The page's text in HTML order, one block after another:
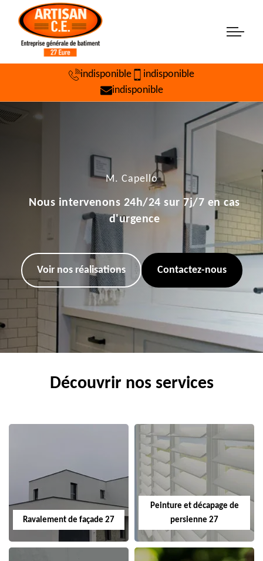
indisponible
indisponible
indisponible
M. Capello
Nous intervenons 24h/24 sur 7j/7 en cas
d'urgence
Voir nos réalisations Contactez-nous
Découvrir nos services
Ravalement de façade 27
Peinture et décapage de
persienne 27